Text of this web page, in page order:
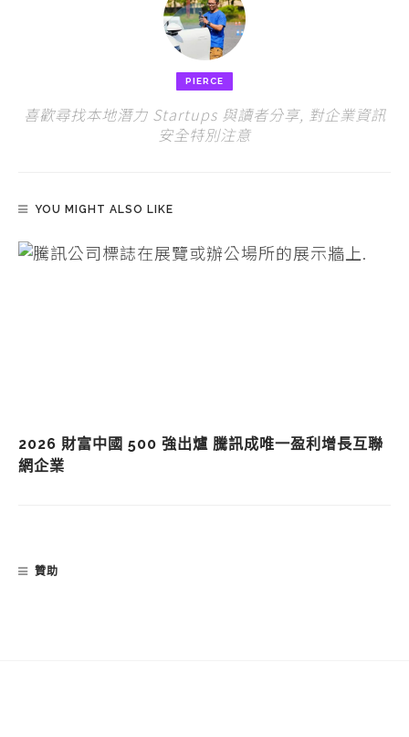
PIERCE
喜歡尋找本地潛力 Startups 與讀者分享, 對企業資訊
安全特別注意
YOU MIGHT ALSO LIKE
2026 財富中國 500 強出爐 騰訊成唯一盈利增長互聯
網企業
贊助